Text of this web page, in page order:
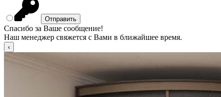
Спасибо за Ваше сообщение!
Наш менеджер свяжется с Вами в ближайшее время.